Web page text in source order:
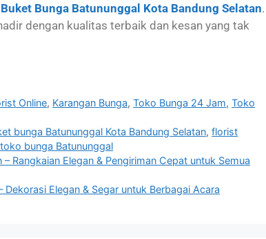
Buket Bunga Batununggal Kota Bandung Selatan.
dengan kualitas terbaik dan kesan yang tak
Online, Karangan Bunga,Toko Bunga 24 Jam,Toko
bunga Batununggal Kota Bandung Selatan,florist
toko bunga Batununggal
Rangkaian Elegan & Pengiriman Cepat untuk Semua
Elegan & Segar untuk Berbagai Acara